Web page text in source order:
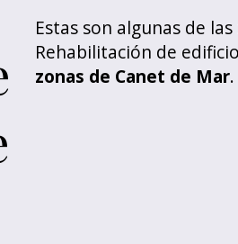
Estas son algunas de
Rehabilitación de
zonas de Canet de Mar.